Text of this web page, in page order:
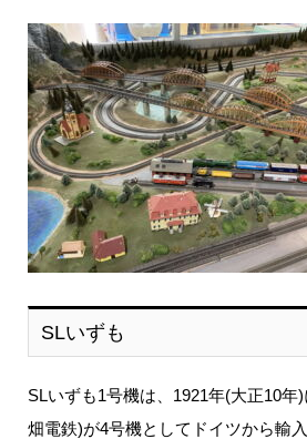
SLいずも
SLいずも1号機は、1921年(大正10年
畑電鉄)が4号機としてドイツから輸